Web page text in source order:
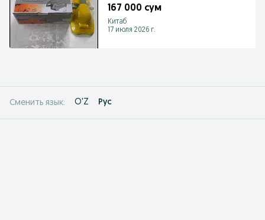
167 000 сум
Китаб
17 июля 2026 г.
Сменить язык: O'Z Рус